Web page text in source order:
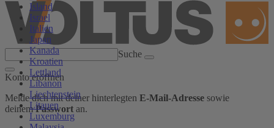
Island
Israel
Italien
Japan
Kanada
Kroatien
Lettland
Libanon
Liechtenstein
Litauen
Luxemburg
Suche
Konto eröffnen
Melde dich mit deiner hinterlegten E-Mail-Adresse sowie
deinemPasswort an.